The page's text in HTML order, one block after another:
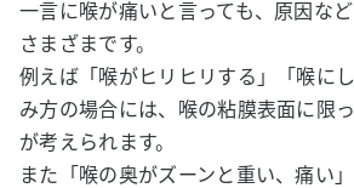
一言に喉が痛いと言っても、原因な
さまざまです。
例えば「喉がヒリヒリする」「喉に
み方の場合には、喉の粘膜表面に限
が考えられます。
また「喉の奥がズーンと重い、痛い